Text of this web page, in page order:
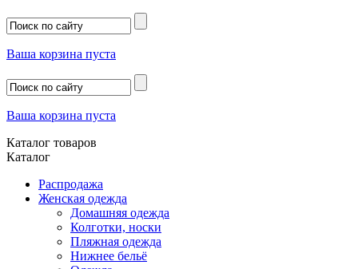
Ваша корзина пуста
Ваша корзина пуста
Каталог товаров
Каталог
Распродажа
Женская одежда
Домашняя одежда
Колготки, носки
Пляжная одежда
Нижнее бельё